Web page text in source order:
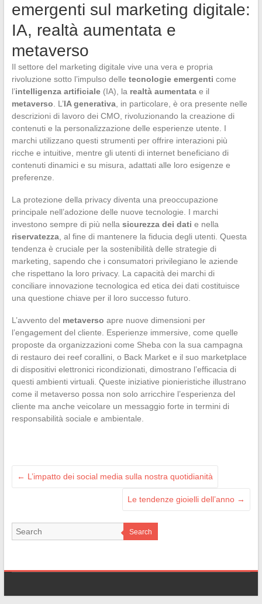
emergenti sul marketing digitale:
IA, realtà aumentata e
metaverso
Il settore del marketing digitale vive una vera e propria
rivoluzione sotto l’impulso delle tecnologie emergenti come
l’intelligenza artificiale(IA), la realtà aumentatae il
metaverso. L’IA generativa, in particolare, è ora presente nelle
descrizioni di lavoro dei CMO, rivoluzionando la creazione di
contenuti e la personalizzazione delle esperienze utente. I
marchi utilizzano questi strumenti per offrire interazioni più
ricche e intuitive, mentre gli utenti di internet beneficiano di
contenuti dinamici e su misura, adattati alle loro esigenze e
preferenze.
La protezione della privacy diventa una preoccupazione
principale nell’adozione delle nuove tecnologie. I marchi
investono sempre di più nella sicurezza dei dati e nella
riservatezza, al fine di mantenere la fiducia degli utenti. Questa
tendenza è cruciale per la sostenibilità delle strategie di
marketing, sapendo che i consumatori privilegiano le aziende
che rispettano la loro privacy. La capacità dei marchi di
conciliare innovazione tecnologica ed etica dei dati costituisce
una questione chiave per il loro successo futuro.
L’avvento del metaverso apre nuove dimensioni per
l’engagement del cliente. Esperienze immersive, come quelle
proposte da organizzazioni come Sheba con la sua campagna
di restauro dei reef corallini, o Back Market e il suo marketplace
di dispositivi elettronici ricondizionati, dimostrano l’efficacia di
questi ambienti virtuali. Queste iniziative pionieristiche illustrano
come il metaverso possa non solo arricchire l’esperienza del
cliente ma anche veicolare un messaggio forte in termini di
responsabilità sociale e ambientale.
← L’impatto dei social media sulla nostra quotidianità
Le tendenze gioielli dell’anno →
Search